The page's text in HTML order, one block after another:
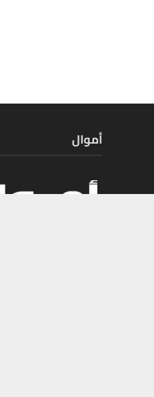
أموال